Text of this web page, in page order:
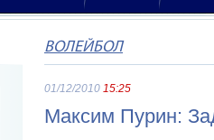
ВОЛЕЙБОЛ
01/12/2010 15:25
Максим Пурин: